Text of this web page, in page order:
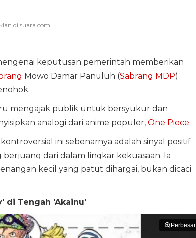
keputusan pemerintah memberikan
Mowo Damar Panuluh (Sabrang MDP)
mengajak publik untuk bersyukur dan
analogi dari anime populer, One Piece.
ini sebenarnya adalah sinyal positif
dari dalam lingkar kekuasaan. Ia
kecil yang patut dihargai, bukan dicaci
di Tengah 'Akainu'
Perbesar